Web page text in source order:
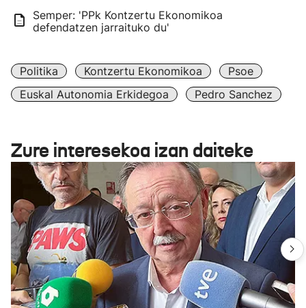
Semper: 'PPk Kontzertu Ekonomikoa
defendatzen jarraituko du'
Politika Kontzertu Ekonomikoa
Psoe
Euskal Autonomia Erkidegoa
Pedro Sanchez
Zure interesekoa izan daiteke